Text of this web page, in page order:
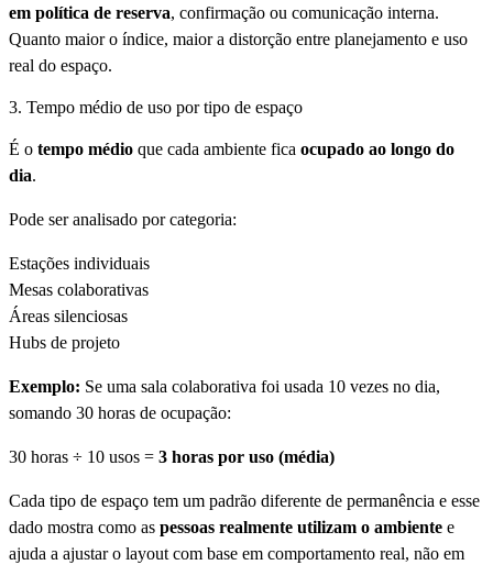
em política de reserva, confirmação ou comunicação interna.
Quanto maior o índice, maior a distorção entre planejamento e uso
real do espaço.
3. Tempo médio de uso por tipo de espaço
É o tempo médio que cada ambiente fica ocupado ao longo do
dia.
Pode ser analisado por categoria:
Estações individuais
Mesas colaborativas
Áreas silenciosas
Hubs de projeto
Exemplo: Se uma sala colaborativa foi usada 10 vezes no dia,
somando 30 horas de ocupação:
30 horas ÷ 10 usos = 3 horas por uso (média)
Cada tipo de espaço tem um padrão diferente de permanência e esse
dado mostra como as pessoas realmente utilizam o ambiente e
ajuda a ajustar o layout com base em comportamento real, não em